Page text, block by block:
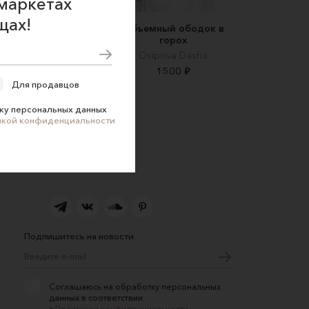
для волос
Объемный ободок в
горох
Osipova Dasha
1500 ₽
Подпишитесь на новости
Соглашаюсь на обработку персональных
данных в соответствии
Для продавцов
персональных данных
конфиденциальности